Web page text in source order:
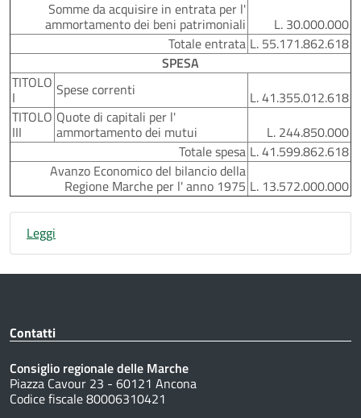
Somme da acquisire in entrata per l'
ammortamento dei beni patrimoniali
L. 30.000.000
Totale entrata L. 55.171.862.618
SPESA
TITOLO
I Spese correnti
L. 41.355.012.618
TITOLO
III
Quote di capitali per l'
ammortamento dei mutui
L. 244.850.000
Totale spesa L. 41.599.862.618
Avanzo Economico del bilancio della
Regione Marche per l' anno 1975 L. 13.572.000.000
Leggi
Contatti
Consiglio regionale delle Marche
Piazza Cavour 23 - 60121 Ancona
Codice fiscale 80006310421